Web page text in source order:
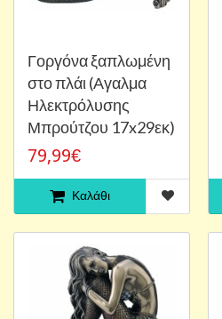
Γοργόνα ξαπλωμένη
στο πλάι (Αγαλμα
Ηλεκτρόλυσης
Μπρούτζου 17x29εκ)
79,99€
Καλάθι